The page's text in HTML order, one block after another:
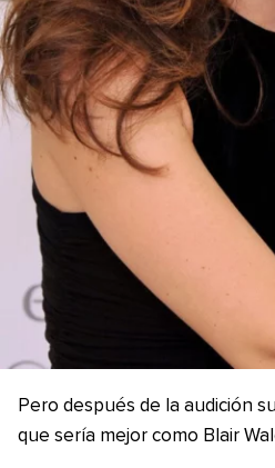
Pero después de la audición
que sería mejor como Blair